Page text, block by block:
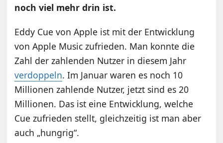
noch viel mehr drin ist.
Eddy Cue von Apple ist mit der Entwicklung
von Apple Music zufrieden. Man konnte die
Zahl der zahlenden Nutzer in diesem Jahr
verdoppeln. Im Januar waren es noch 10
Millionen zahlende Nutzer, jetzt sind es 20
Millionen. Das ist eine Entwicklung, welche
Cue zufrieden stellt, gleichzeitig ist man aber
auch „hungrig“.